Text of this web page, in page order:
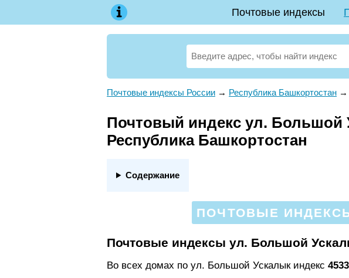
Почтовые индексы
Почтовые индексы России → Республика Башкортостан →
Почтовый индекс ул. Большой
Республика Башкортостан
Содержание
ПОЧТОВЫЕ
Почтовые индексы ул. Большой
Во всех домах по ул. Большой Ускалык индекс